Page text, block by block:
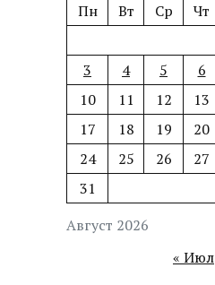
Август 2026
Пн Вт Ср Чт
3
4 5 6
10
11 12 13
17
18 19 20
24
25 26 27
31
« Июл